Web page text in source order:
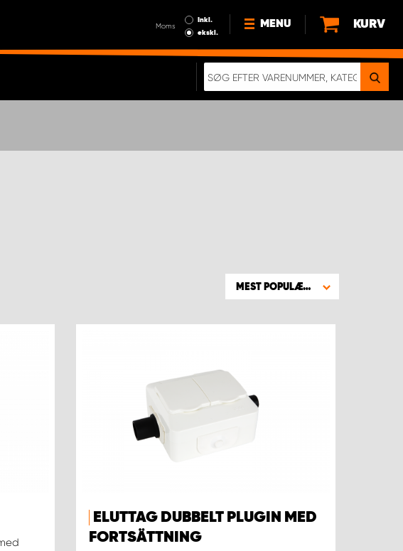
Moms
Inkl.
ekskl.
MENU
HVORFOR VÆLGE WORK
KURV
MEST POPULÆRE
ELUTTAG DUBBELT PLUGIN MED
FORTSÄTTNING